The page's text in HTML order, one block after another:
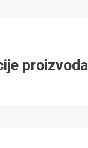
proizvoda